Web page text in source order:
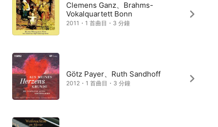
Clemens Ganz、Brahms-
Vokalquartett Bonn
2011・1 首曲目・3 分鐘
Götz Payer、Ruth Sandhoff
2012・1 首曲目・3 分鐘